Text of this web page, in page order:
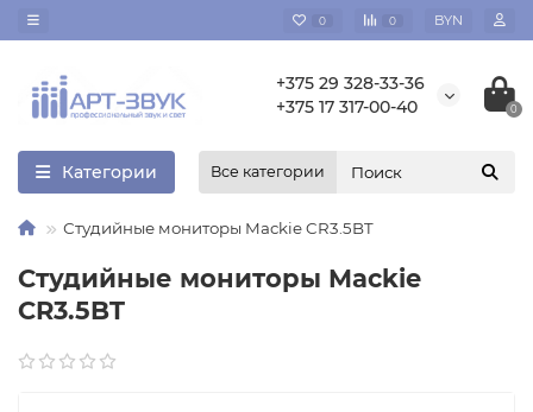
0 0 BYN
+375 29 328-33-36
+375 17 317-00-40
0
Категории Все категории
Студийные мониторы Mackie CR3.5BT
Студийные мониторы Mackie
CR3.5BT